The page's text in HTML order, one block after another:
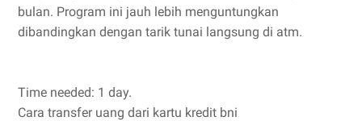
bulan. Program ini jauh lebih menguntungkan
dibandingkan dengan tarik tunai langsung di atm.
Time needed: 1 day.
Cara transfer uang dari kartu kredit bni